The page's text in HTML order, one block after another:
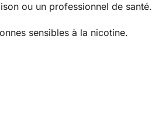
ou un professionnel de santé.
sensibles à la nicotine.